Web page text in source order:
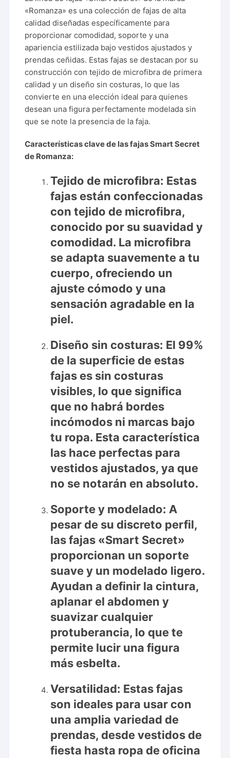
«Romanza» es una colección de fajas de alta
calidad diseñadas específicamente para
proporcionar comodidad, soporte y una
apariencia estilizada bajo vestidos ajustados y
prendas ceñidas. Estas fajas se destacan por su
construcción con tejido de microfibra de primera
calidad y un diseño sin costuras, lo que las
convierte en una elección ideal para quienes
desean una figura perfectamente modelada sin
que se note la presencia de la faja.
Características clave de las fajas Smart Secret
de Romanza:
Tejido de microfibra: Estas
fajas están confeccionadas
con tejido de microfibra,
conocido por su suavidad y
comodidad. La microfibra
se adapta suavemente a tu
cuerpo, ofreciendo un
ajuste cómodo y una
sensación agradable en la
piel.
Diseño sin costuras: El 99%
de la superficie de estas
fajas es sin costuras
visibles, lo que significa
que no habrá bordes
incómodos ni marcas bajo
tu ropa. Esta característica
las hace perfectas para
vestidos ajustados, ya que
no se notarán en absoluto.
Soporte y modelado: A
pesar de su discreto perfil,
las fajas «Smart Secret»
proporcionan un soporte
suave y un modelado ligero.
Ayudan a definir la cintura,
aplanar el abdomen y
suavizar cualquier
protuberancia, lo que te
permite lucir una figura
más esbelta.
Versatilidad: Estas fajas
son ideales para usar con
una amplia variedad de
prendas, desde vestidos de
fiesta hasta ropa de oficina